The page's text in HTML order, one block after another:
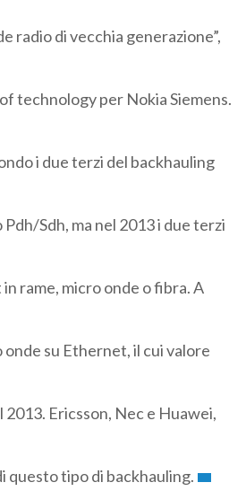
radio di vecchia generazione”,
technology per Nokia Siemens.
i due terzi del backhauling
Sdh, ma nel 2013 i due terzi
rame, micro onde o fibra. A
onde su Ethernet, il cui valore
2013. Ericsson, Nec e Huawei,
questo tipo di backhauling.